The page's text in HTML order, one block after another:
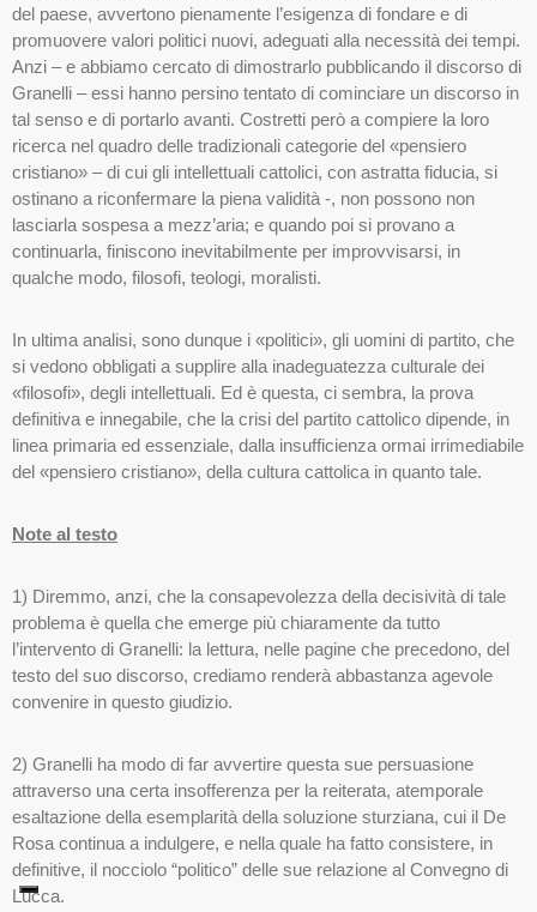
del paese, avvertono pienamente l’esigenza di fondare e di
promuovere valori politici nuovi, adeguati alla necessità dei tempi.
Anzi – e abbiamo cercato di dimostrarlo pubblicando il discorso di
Granelli – essi hanno persino tentato di cominciare un discorso in
tal senso e di portarlo avanti. Costretti però a compiere la loro
ricerca nel quadro delle tradizionali categorie del «pensiero
cristiano» – di cui gli intellettuali cattolici, con astratta fiducia, si
ostinano a riconfermare la piena validità -, non possono non
lasciarla sospesa a mezz’aria; e quando poi si provano a
continuarla, finiscono inevitabilmente per improvvisarsi, in
qualche modo, filosofi, teologi, moralisti.
In ultima analisi, sono dunque i «politici», gli uomini di partito, che
si vedono obbligati a supplire alla inadeguatezza culturale dei
«filosofi», degli intellettuali. Ed è questa, ci sembra, la prova
definitiva e innegabile, che la crisi del partito cattolico dipende, in
linea primaria ed essenziale, dalla insufficienza ormai irrimediabile
del «pensiero cristiano», della cultura cattolica in quanto tale.
Note al testo
1) Diremmo, anzi, che la consapevolezza della decisività di tale
problema è quella che emerge più chiaramente da tutto
l’intervento di Granelli: la lettura, nelle pagine che precedono, del
testo del suo discorso, crediamo renderà abbastanza agevole
convenire in questo giudizio.
2) Granelli ha modo di far avvertire questa sue persuasione
attraverso una certa insofferenza per la reiterata, atemporale
esaltazione della esemplarità della soluzione sturziana, cui il De
Rosa continua a indulgere, e nella quale ha fatto consistere, in
definitive, il nocciolo “politico” delle sue relazione al Convegno di
Lucca.